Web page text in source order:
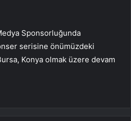
Sponsorluğunda
serisine önümüzdeki
Konya olmak üzere devam